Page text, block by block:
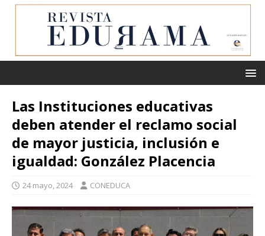
Las Instituciones educativas
deben atender el reclamo social
de mayor justicia, inclusión e
igualdad: González Placencia
24 mayo, 2024 CONEDUCA